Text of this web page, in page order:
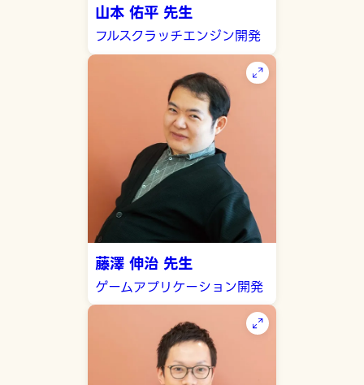
山本 佑平 先生
フルスクラッチエンジン開発
藤澤 伸治 先生
ゲームアプリケーション開発